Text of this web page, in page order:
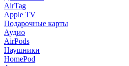
AirTag
Apple TV
Подарочные карты
Аудио
AirPods
Наушники
HomePod